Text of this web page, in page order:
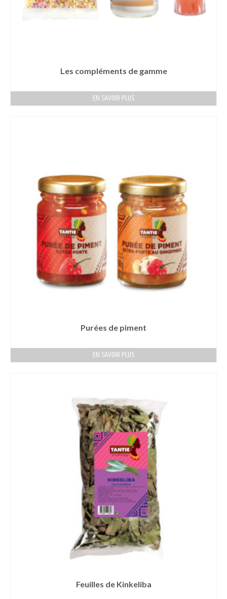
Les compléments de gamme
EN SAVOIR PLUS
Purées de piment
EN SAVOIR PLUS
Feuilles de Kinkeliba